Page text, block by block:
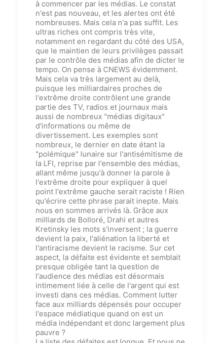
à commencer par les médias. Le constat
n'est pas nouveau, et les alertes ont été
nombreuses. Mais cela n'a pas suffit. Les
ultras riches ont compris très vite,
notamment en regardant du côté des USA,
que le maintien de leurs privilèges passait
par le contrôle des médias afin de dicter le
tempo. On pense à CNEWS évidemment.
Mais cela va très largement au delà,
puisque les milliardaires proches de
l'extrême droite contrôlent une grande
partie des TV, radios et journaux mais
aussi de nombreux "médias digitaux"
d'informations ou même de
divertissement. Les exemples sont
nombreux, le dernier en date étant la
"polémique" lunaire sur l'antisémitisme de
la LFI, reprise par l'ensemble des médias,
allant même jusqu'à donner la parole à
l'extrême droite pour expliquer à quel
point l'extrême gauche serait raciste ! Rien
qu'écrire cette phrase parait inepte. Mais
nous en sommes arrivés là. Grâce aux
milliards de Bolloré, Drahi et autres
Kretinsky les mots s'inversent ; la guerre
devient la paix, l'aliénation la liberté et
l'antiracisme devient le racisme. Sur cet
aspect, la défaite est évidente et semblait
presque obligée tant la question de
l'audience des médias est désormais
intimement liée à celle de l'argent qui est
investi dans ces médias. Comment lutter
face aux milliards dépensés pour occuper
l'espace médiatique quand on est un
média indépendant et donc largement plus
pauvre ?